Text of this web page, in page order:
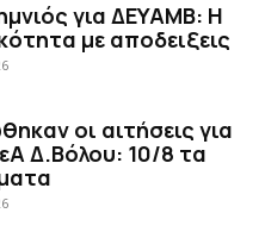
για ΔΕΥΑΜΒ: Η
με αποδειξεις
οι αιτήσεις για
Δ.Βόλου: 10/8 τα